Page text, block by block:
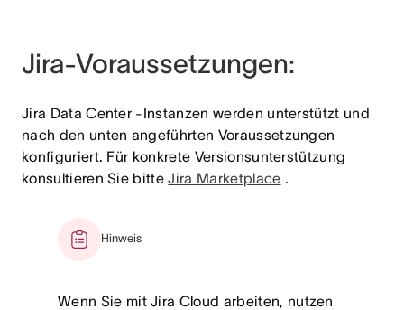
Jira-Voraussetzungen:
Jira Data Center -Instanzen werden unterstützt und
nach den unten angeführten Voraussetzungen
konfiguriert. Für konkrete Versionsunterstützung
konsultieren Sie bitteJira Marketplace .
Hinweis
Wenn Sie mit Jira Cloud arbeiten, nutzen